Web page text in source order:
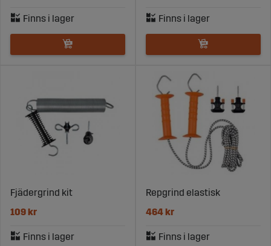
Fjädergrind kit
109 kr
Repgrind elastisk
464 kr